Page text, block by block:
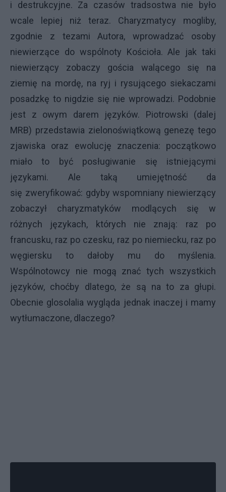
i destrukcyjne. Za czasów tradsostwa nie było
wcale lepiej niż teraz. Charyzmatycy mogliby,
zgodnie z tezami Autora, wprowadzać osoby
niewierzące do wspólnoty Kościoła. Ale jak taki
niewierzący zobaczy gościa walącego się na
ziemię na mordę, na ryj i rysującego siekaczami
posadzkę to nigdzie się nie wprowadzi. Podobnie
jest z owym darem języków. Piotrowski (dalej
MRB) przedstawia zielonoświątkową genezę tego
zjawiska oraz ewolucję znaczenia: początkowo
miało to być posługiwanie się istniejącymi
językami. Ale taką umiejętność da
się zweryfikować: gdyby wspomniany niewierzący
zobaczył charyzmatyków modlących się w
różnych językach, których nie znają: raz po
francusku, raz po czesku, raz po niemiecku, raz po
węgiersku to dałoby mu do myślenia.
Wspólnotowcy nie mogą znać tych wszystkich
języków, choćby dlatego, że są na to za głupi.
Obecnie glosolalia wygląda jednak inaczej i mamy
wytłumaczone, dlaczego?